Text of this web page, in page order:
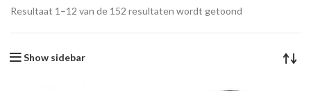
Resultaat 1–12 van de 152 resultaten wordt getoond
Show sidebar